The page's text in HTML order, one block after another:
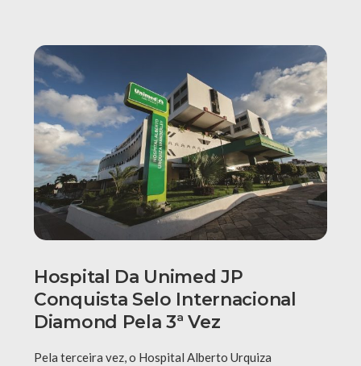
Hospital Da Unimed JP
Conquista Selo Internacional
Diamond Pela 3ª Vez
Pela terceira vez, o Hospital Alberto Urquiza